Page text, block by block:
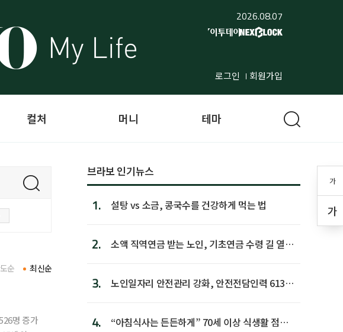
2026.08.07
로그인 회원가입
가
가
컬처 머니 테마
최신순
순
명 증가
브라보 인기뉴스
1. 설탕 vs 소금, 콩국수를 건강하게 먹는 법
2.
소액 직역연금 받는 노인, 기초연금 수령 길 열린
3.
노인일자리 안전관리 강화, 안전전담인력 613명
4.
“아침식사는 든든하게” 70세 이상 식생활 점수